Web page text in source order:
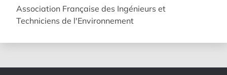
et
leviers
de
Association Française des Ingénieurs et
Techniciens de l'Environnement